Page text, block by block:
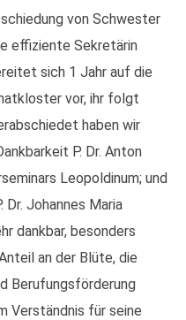
von Schwester
effiziente Sekretärin
sich 1 Jahr auf die
vor, ihr folgt
haben wir
P. Dr. Anton
Leopoldinum; und
Dr. Johannes Maria
dankbar, besonders
an der Blüte, die
Berufungsförderung
Verständnis für seine